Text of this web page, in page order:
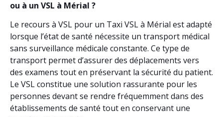
ou à un VSL à Mérial ?
Le recours à VSL pour un Taxi VSL à Mérial est adapté
lorsque l’état de santé nécessite un transport médical
sans surveillance médicale constante. Ce type de
transport permet d’assurer des déplacements vers
des examens tout en préservant la sécurité du patient.
Le VSL constitue une solution rassurante pour les
personnes devant se rendre fréquemment dans des
établissements de santé tout en conservant une